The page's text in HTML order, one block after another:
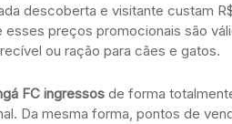
descoberta e visitante custam
preços promocionais são
ou ração para cães e gatos.
FC ingressos de forma
Da mesma forma, pontos de